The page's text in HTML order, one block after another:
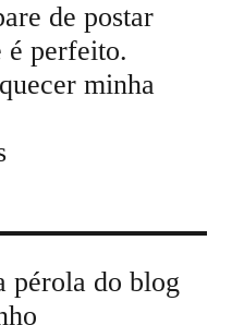
de postar
é perfeito.
minha
pérola do blog